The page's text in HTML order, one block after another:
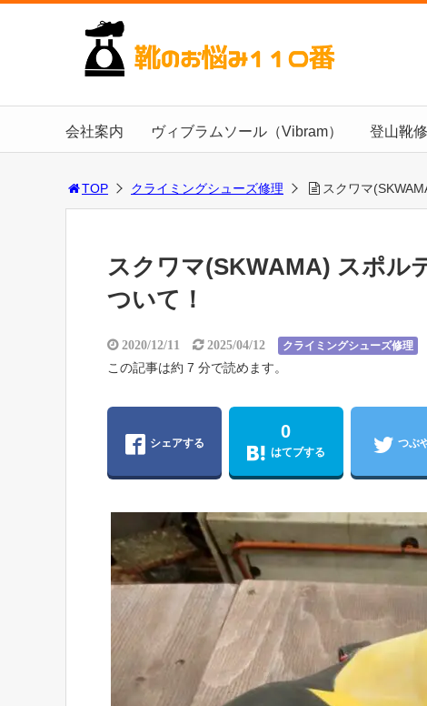
会社案内 ヴィブラムソール（Vibram） 登山靴
TOP クライミングシューズ修理 スクワマ
スクワマ(SKWAMA) スポル
ついて！
2020/12/11 2025/04/12 クライミングシューズ修理
この記事は約 7 分で読めます。
シェアする
0
はてブする
つぶ